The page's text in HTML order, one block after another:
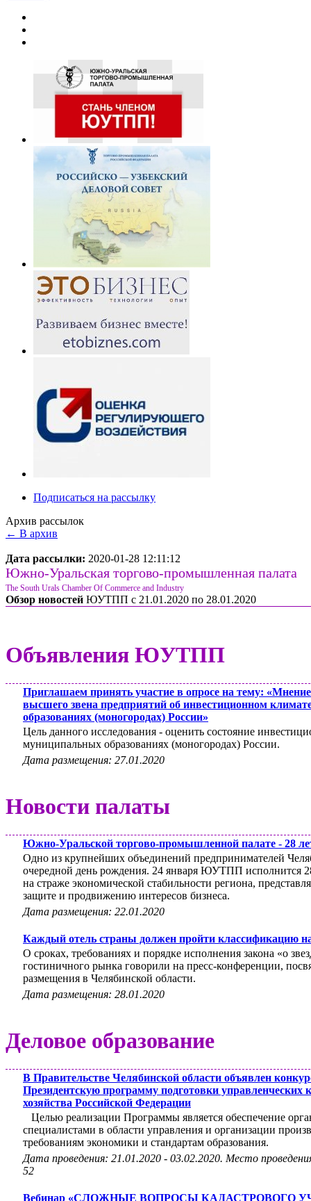
Подписаться на рассылку
Архив рассылок
← В архив
Дата рассылки: 2020-01-28 12:11:12
Южно-Уральская торгово-промышленная палата
The South Urals Chamber Of Commerce and Industry
Обзор новостей ЮУТПП c 21.01.2020 по 28.01.2020
Объявления ЮУТПП
Приглашаем принять участие в опросе на тему:
высшего звена предприятий об инвестиционном
образованиях (моногородах) России»
Цель данного исследования - оценить состояние
муниципальных образованиях (моногородах) России.
Дата размещения: 27.01.2020
Новости палаты
Южно-Уральской торгово-промышленной палате - 28
Одно из крупнейших объединений предпринимателей
очередной день рождения. 24 января ЮУТПП исполнится
на страже экономической стабильности региона,
защите и продвижению интересов бизнеса.
Дата размещения: 22.01.2020
Каждый отель страны должен пройти классификацию на
О сроках, требованиях и порядке исполнения закона «о
гостиничного рынка говорили на пресс-конференции,
размещения в Челябинской области.
Дата размещения: 28.01.2020
Деловое образование
В Правительстве Челябинской области объявлен
Президентскую программу подготовки управленческих
хозяйства Российской Федерации
Целью реализации Программы является обеспечение
специалистами в области управления и организации
требованиям экономики и стандартам образования.
Дата проведения: 21.01.2020 - 03.02.2020. Место
52
Вебинар «СЛОЖНЫЕ ВОПРОСЫ КАДАСТРОВОГО